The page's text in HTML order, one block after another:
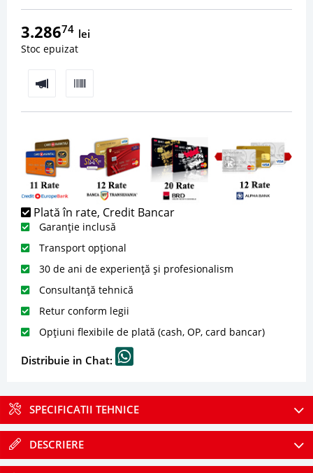
3.28674 lei
Stoc epuizat
Plată în rate, Credit Bancar
Garanție inclusă
Transport opțional
30 de ani de experiență și profesionalism
Consultanță tehnică
Retur conform legii
Opțiuni flexibile de plată (cash, OP, card bancar)
Distribuie in Chat:
SPECIFICATII TEHNICE
DESCRIERE